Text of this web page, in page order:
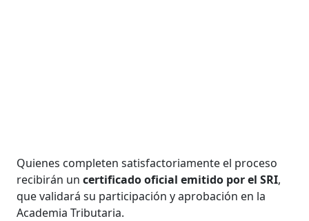
Quienes completen satisfactoriamente el proceso
recibirán uncertificado oficial emitido por el SRI,
que validará su participación y aprobación en la
Academia Tributaria.